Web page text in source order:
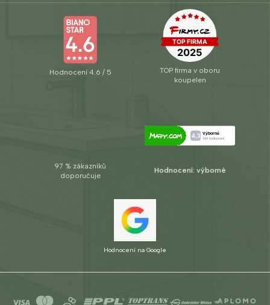
Hodnocení 4.6 / 5
TOP firma v oboru
koupelen
97 % zákazníků
doporučuje
Hodnocení: výborné
Hodnocení na Google